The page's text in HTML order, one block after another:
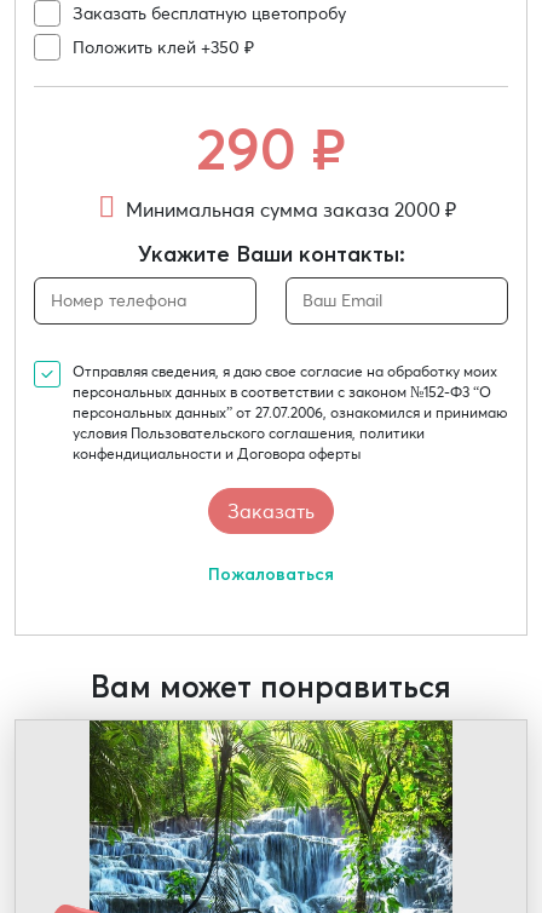
Заказать бесплатную цветопробу
Положить клей +350 ₽
290 ₽
Минимальная сумма заказа 2000 ₽
Укажите Ваши контакты:
Отправляя сведения, я даю свое согласие на обработку моих
персональных данных в соответствии с законом №152-Ф3 “О
персональных данных” от 27.07.2006, ознакомился и принимаю
условия Пользовательского соглашения, политики
конфендициальности и Договора оферты
Пожаловаться
Вам может понравиться